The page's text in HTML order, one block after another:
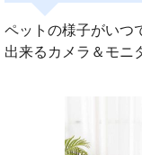
ペットの様子がいつ
出来るカメラ＆モニ